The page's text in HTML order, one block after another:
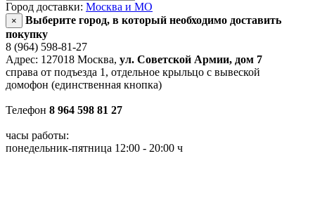
Город доставки: Москва и МО
×
Выберите город, в который необходимо доставить
покупку
8 (964) 598-81-27
Адрес: 127018 Москва, ул. Советской Армии, дом 7
справа от подъезда 1, отдельное крыльцо с вывеской
домофон (единственная кнопка)
Телефон 8 964 598 81 27
часы работы:
понедельник-пятница 12:00 - 20:00 ч